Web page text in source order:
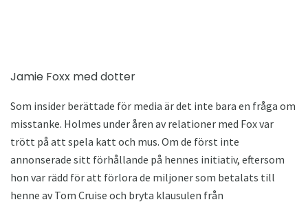
Jamie Foxx med dotter
Som insider berättade för media är det inte bara en fråga om
misstanke. Holmes under åren av relationer med Fox var
trött på att spela katt och mus. Om de först inte
annonserade sitt förhållande på hennes initiativ, eftersom
hon var rädd för att förlora de miljoner som betalats till
henne av Tom Cruise och bryta klausulen från